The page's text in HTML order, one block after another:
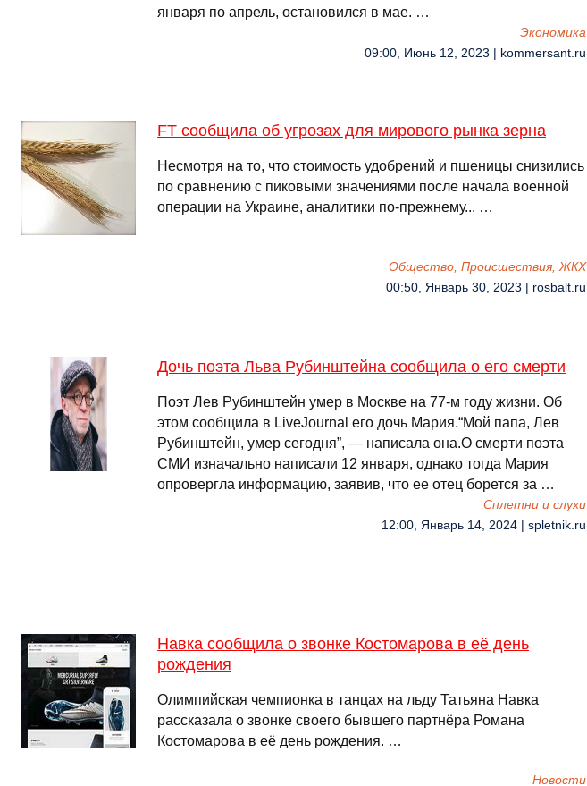
января по апрель, остановился в мае. …
Экономика
09:00, Июнь 12, 2023 | kommersant.ru
FT сообщила об угрозах для мирового рынка зерна
Несмотря на то, что стоимость удобрений и пшеницы снизились
по сравнению с пиковыми значениями после начала военной
операции на Украине, аналитики по-прежнему... …
Общество, Происшествия, ЖКХ
00:50, Январь 30, 2023 | rosbalt.ru
Дочь поэта Льва Рубинштейна сообщила о его смерти
Поэт Лев Рубинштейн умер в Москве на 77-м году жизни. Об
этом сообщила в LiveJournal его дочь Мария.“Мой папа, Лев
Рубинштейн, умер сегодня”, — написала она.О смерти поэта
СМИ изначально написали 12 января, однако тогда Мария
опровергла информацию, заявив, что ее отец борется за …
Сплетни и слухи
12:00, Январь 14, 2024 | spletnik.ru
Навка сообщила о звонке Костомарова в её день
рождения
Олимпийская чемпионка в танцах на льду Татьяна Навка
рассказала о звонке своего бывшего партнёра Романа
Костомарова в её день рождения. …
Новости